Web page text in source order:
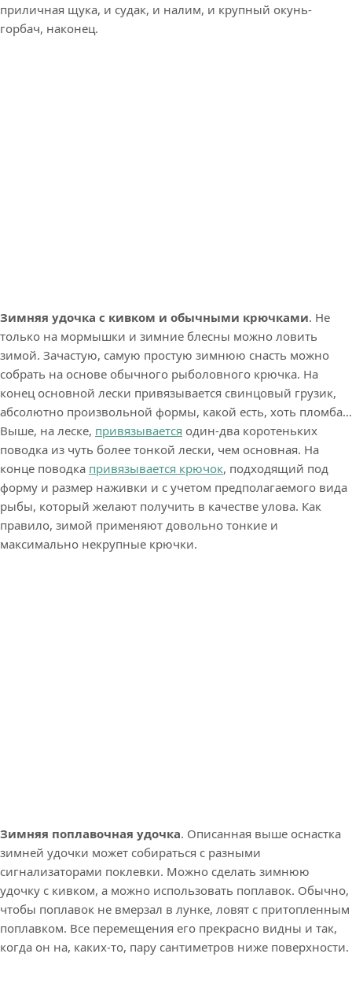
приличная щука, и судак, и налим, и крупный окунь-
горбач, наконец.
Зимняя удочка с кивком и обычными крючками. Не
только на мормышки и зимние блесны можно ловить
зимой. Зачастую, самую простую зимнюю снасть можно
собрать на основе обычного рыболовного крючка. На
конец основной лески привязывается свинцовый грузик,
абсолютно произвольной формы, какой есть, хоть пломба…
Выше, на леске, привязывается один-два коротеньких
поводка из чуть более тонкой лески, чем основная. На
конце поводка привязывается крючок, подходящий под
форму и размер наживки и с учетом предполагаемого вида
рыбы, который желают получить в качестве улова. Как
правило, зимой применяют довольно тонкие и
максимально некрупные крючки.
Зимняя поплавочная удочка. Описанная выше оснастка
зимней удочки может собираться с разными
сигнализаторами поклевки. Можно сделать зимнюю
удочку с кивком, а можно использовать поплавок. Обычно,
чтобы поплавок не вмерзал в лунке, ловят с притопленным
поплавком. Все перемещения его прекрасно видны и так,
когда он на, каких-то, пару сантиметров ниже поверхности.